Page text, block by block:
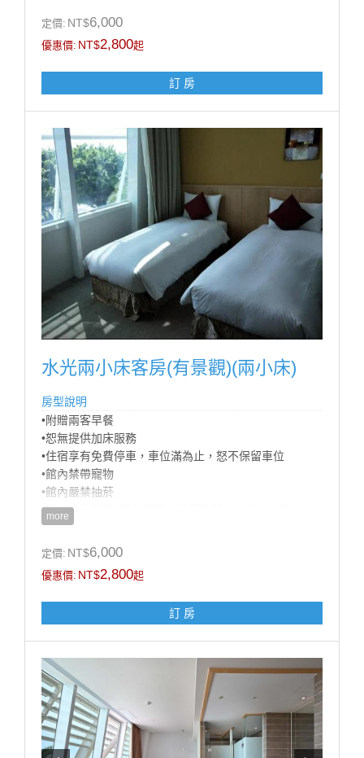
07-5721818
不再提供一次性備品及瓶裝水
* Panasonic吹風機
* 個人保險箱
* 全區無線上網
* 國內外多頻道電視
* 乾濕分離衛浴設備
房型設備
定價: NT$6,000
優惠價: NT$2,800起
訂 房
水光兩小床客房(有景觀)(兩小床)
房型說明
•附贈兩客早餐
•恕無提供加床服務
•住宿享有免費停車，車位滿為止，怒不保留車位
•館內禁帶寵物
•館內嚴禁抽菸
•登記入住時間: 下午四時；退房時間：中午十一時
•商務合約價不適用官網訂房，請來電預訂，訂房專線
07-5721818
不再提供一次性備品及瓶裝水
* Panasonic吹風機
* 個人保險箱
* 全區無線上網
* 國內外多頻道電視
* 乾濕分離衛浴設備
more
定價: NT$6,000
優惠價: NT$2,800起
訂 房